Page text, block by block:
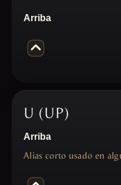
Arriba
U (UP)
Arriba
Alias corto usado en